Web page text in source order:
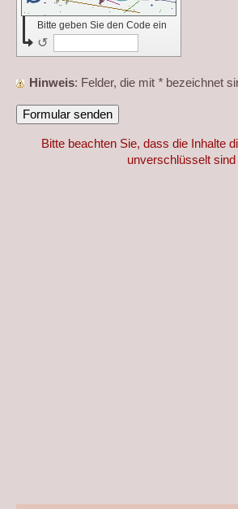
Bitte geben Sie den Code ein
↺
Hinweis : Felder, die mit * bezeichnet
Bitte beachten Sie, dass die Inhalte
unverschlüsselt sind